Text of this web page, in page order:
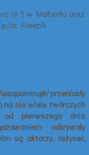
przeniosły
na nie wiele twórczych
pierwszego dnia
odkrywały
są aktorzy, reżyser,